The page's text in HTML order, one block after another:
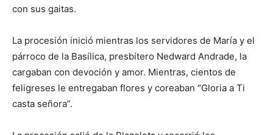
con sus gaitas.
La procesión inició mientras los servidores de María y el
párroco de la Basílica, presbítero Nedward Andrade, la
cargaban con devoción y amor. Mientras, cientos de
feligreses le entregaban flores y coreaban “Gloria a Ti
casta señora”.